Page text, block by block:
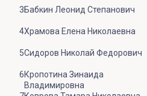
3Бабкин Леонид Степанович
4Храмова Елена Николаевна
5Сидоров Николай Федорович
6Кропотина Зинаида
Владимировна